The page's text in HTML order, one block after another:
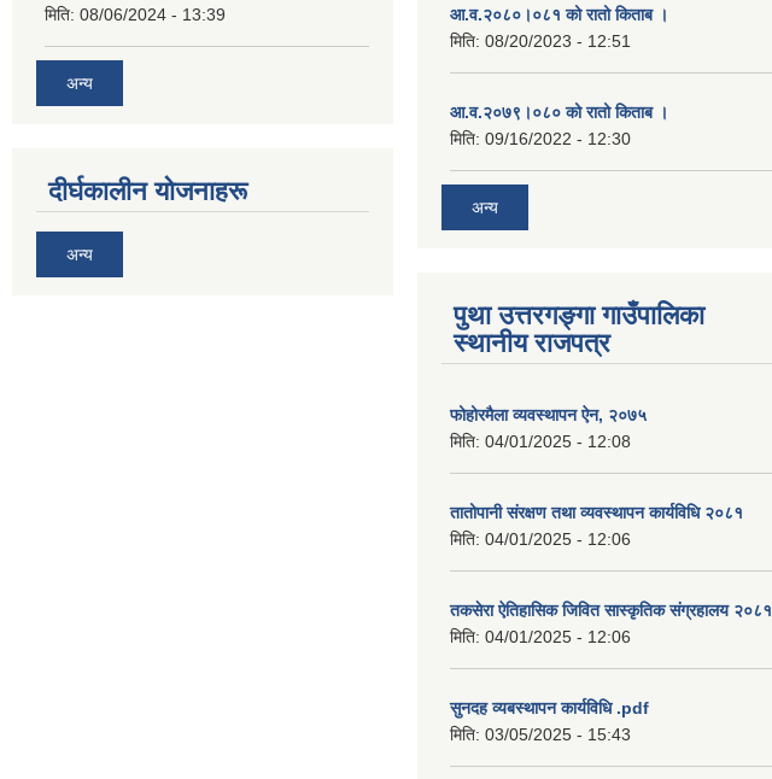
मिति: 08/06/2024 - 13:39
अन्य
दीर्घकालीन योजनाहरू
अन्य
आ.व.२०८०।०८१ को रातो किताब ।
मिति: 08/20/2023 - 12:51
आ.व.२०७९।०८० को रातो किताब ।
मिति: 09/16/2022 - 12:30
अन्य
पुथा उत्तरगङ्गा गाउँपालिका
स्थानीय राजपत्र
फोहोरमैला व्यवस्थापन ऐन, २०७५
मिति: 04/01/2025 - 12:08
तातोपानी संरक्षण तथा व्यवस्थापन कार्यविधि २०८१
मिति: 04/01/2025 - 12:06
तकसेरा ऐतिहासिक जिवित सास्कृतिक संग्रहालय २०८१
मिति: 04/01/2025 - 12:06
सुनदह व्यबस्थापन कार्यविधि .pdf
मिति: 03/05/2025 - 15:43